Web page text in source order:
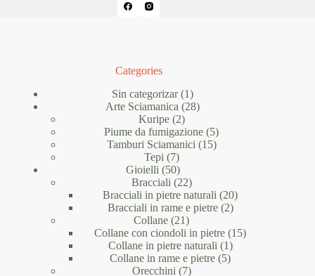
Categories
Sin categorizar 11
prodotto
Arte Sciamanica 2828
Kuripe 22
prodotti
Piume da fumigazione 55
prodotti
Tamburi Sciamanici 1515
Tepi 77
prodotti
Gioielli 5050
prodotti
Bracciali 2222
prodotti
Bracciali in pietre naturali 2020
Bracciali in rame e pietre 22
Collane 2121
prodotti
Collane con ciondoli in pietre 1515
Collane in pietre naturali 11
prodotto
Collane in rame e pietre 55
Orecchini 77